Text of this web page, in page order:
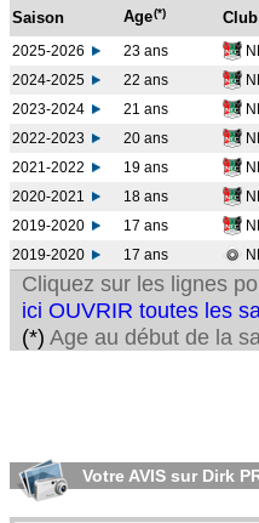
Saison Age(*) Club
2025-2026 23 ans
2024-2025
22 ans
2023-2024
21 ans
2022-2023
20 ans
2021-2022
19 ans
2020-2021
18 ans
2019-2020
17 ans
2019-2020
17 ans
Cliquez sur les lignes
ici OUVRIR toutes les
(*) Age au début de la
Votre AVIS sur Dirk